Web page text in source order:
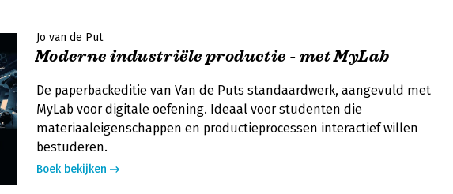
Jo van de Put
Moderne industriële productie - met MyLab
De paperbackeditie van Van de Puts standaardwerk, aangevuld met
MyLab voor digitale oefening. Ideaal voor studenten die
materiaaleigenschappen en productieprocessen interactief willen
bestuderen.
Boek bekijken